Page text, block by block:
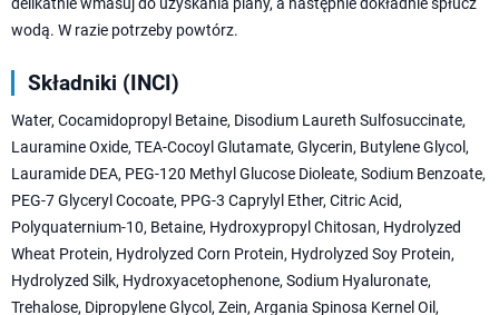
delikatnie wmasuj do uzyskania piany, a następnie dokładnie spłucz
wodą. W razie potrzeby powtórz.
Składniki (INCI)
Water, Cocamidopropyl Betaine, Disodium Laureth Sulfosuccinate,
Lauramine Oxide, TEA-Cocoyl Glutamate, Glycerin, Butylene Glycol,
Lauramide DEA, PEG-120 Methyl Glucose Dioleate, Sodium Benzoate,
PEG-7 Glyceryl Cocoate, PPG-3 Caprylyl Ether, Citric Acid,
Polyquaternium-10, Betaine, Hydroxypropyl Chitosan, Hydrolyzed
Wheat Protein, Hydrolyzed Corn Protein, Hydrolyzed Soy Protein,
Hydrolyzed Silk, Hydroxyacetophenone, Sodium Hyaluronate,
Trehalose, Dipropylene Glycol, Zein, Argania Spinosa Kernel Oil,